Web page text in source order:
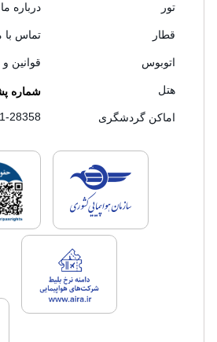
تور
قطار
اتوبوس
هتل
اماکن گردشگری
درباره ما
تماس با
قوانین
شماره
28358
لایسنس